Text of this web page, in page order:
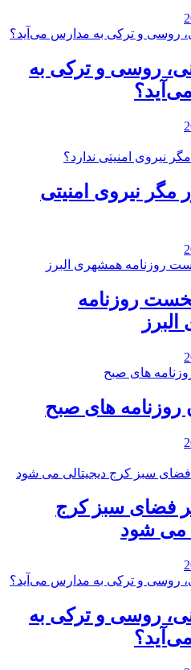
روسی و ترکی به
مگر نیروی امنیتی
روزنامه‌
روزنامه های صبح
فضای سبز کرج
می شود
روسی و ترکی به